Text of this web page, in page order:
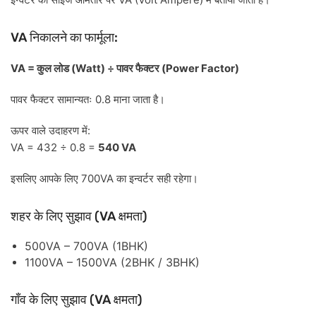
VAनिकालने का फार्मूला:
VA =कुललोड(Watt) ÷पावरफैक्टर(Power Factor)
पावर फैक्टर सामान्यतः 0.8माना जाता है।
ऊपर वाले उदाहरण में:
VA = 432 ÷ 0.8 = 540 VA
इसलिए आपके लिए 700VAका इन्वर्टर सही रहेगा।
शहर के लिए सुझाव (VAक्षमता)
500VA – 700VA (1BHK)
1100VA – 1500VA (2BHK / 3BHK)
गाँव के लिए सुझाव (VAक्षमता)